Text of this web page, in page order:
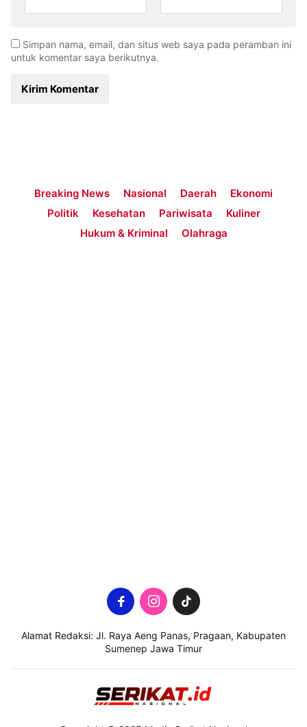
Simpan nama, email, dan situs web saya pada peramban ini
untuk komentar saya berikutnya.
Breaking News Nasional Daerah
Ekonomi
Politik
Kesehatan Pariwisata
Kuliner
Hukum & Kriminal
Olahraga
Alamat Redaksi: Jl. Raya Aeng Panas, Pragaan, Kabupaten
Sumenep Jawa Timur